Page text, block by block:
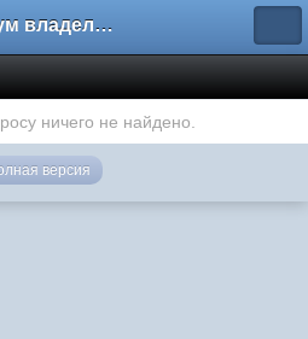
Форум владельцев интернет-магазинов
ничего не найдено.
версия